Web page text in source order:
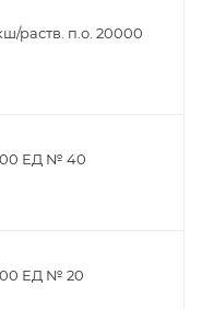
раств. п.о. 20000
ЕД № 40
ЕД № 20